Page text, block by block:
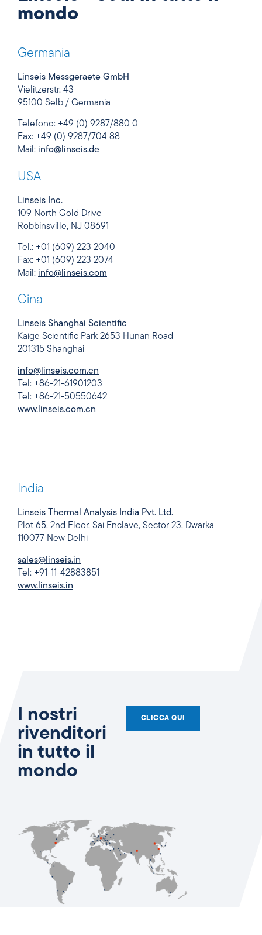
mondo
Germania
Linseis Messgeraete GmbH
Vielitzerstr. 43
95100 Selb / Germania
Telefono: +49 (0) 9287/880 0
Fax: +49 (0) 9287/704 88
Mail: info@linseis.de
USA
Linseis Inc.
109 North Gold Drive
Robbinsville, NJ 08691
Tel.: +01 (609) 223 2040
Fax: +01 (609) 223 2074
Mail: info@linseis.com
Cina
Linseis Shanghai Scientific
Kaige Scientific Park 2653 Hunan Road
201315 Shanghai
info@linseis.com.cn
Tel: +86-21-61901203
Tel: +86-21-50550642
www.linseis.com.cn
India
Linseis Thermal Analysis India Pvt. Ltd.
Plot 65, 2nd Floor, Sai Enclave, Sector 23, Dwarka
110077 New Delhi
sales@linseis.in
Tel: +91-11-42883851
www.linseis.in
I nostri
rivenditori
in tutto il
mondo
CLICCA QUI